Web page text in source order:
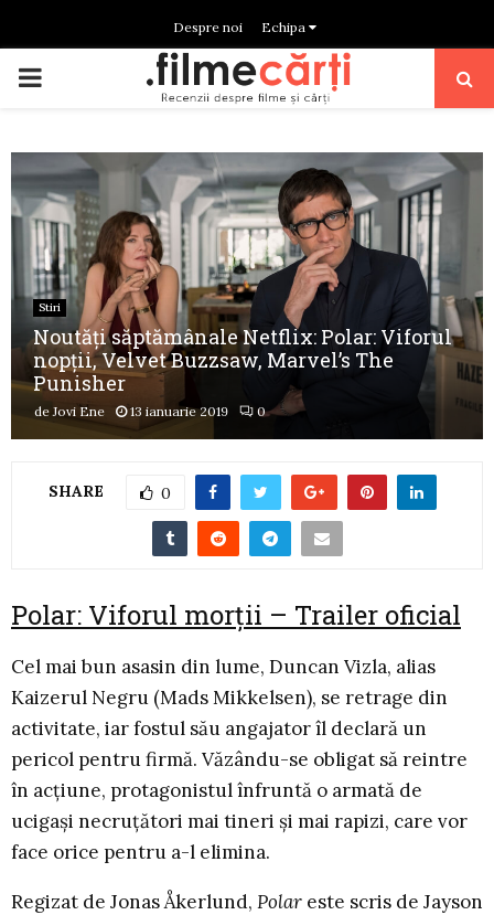
Despre noi Echipa
PRIMARY
Stiri
Noutăți săptămânale Netflix: Polar: Viforul
nopții, Velvet Buzzsaw, Marvel’s The
Punisher
deJovi Ene 13 ianuarie 2019 0
SHARE 0
Polar: Viforul morții – Trailer oficial
Cel mai bun asasin din lume, Duncan Vizla, alias
Kaizerul Negru (Mads Mikkelsen), se retrage din
activitate, iar fostul său angajator îl declară un
pericol pentru firmă. Văzându-se obligat să reintre
în acțiune, protagonistul înfruntă o armată de
ucigași necruțători mai tineri și mai rapizi, care vor
face orice pentru a-l elimina.
Regizat de Jonas Åkerlund, Polar este scris de Jayson